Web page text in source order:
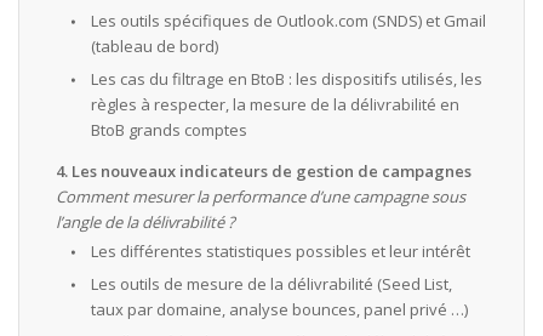
Les outils spécifiques de Outlook.com (SNDS) et Gmail
(tableau de bord)
Les cas du filtrage en BtoB : les dispositifs utilisés, les
règles à respecter, la mesure de la délivrabilité en
BtoB grands comptes
4. Les nouveaux indicateurs de gestion de campagnes
Comment mesurer la performance d’une campagne sous
l’angle de la délivrabilité ?
Les différentes statistiques possibles et leur intérêt
Les outils de mesure de la délivrabilité (Seed List,
taux par domaine, analyse bounces, panel privé …)